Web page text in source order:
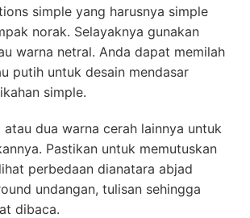
simple yang harusnya simple
norak. Selayaknya gunakan
warna netral. Anda dapat memilah
putih untuk desain mendasar
simple.
atau dua warna cerah lainnya untuk
Pastikan untuk memutuskan
perbedaan dianatara abjad
undangan, tulisan sehingga
dibaca.